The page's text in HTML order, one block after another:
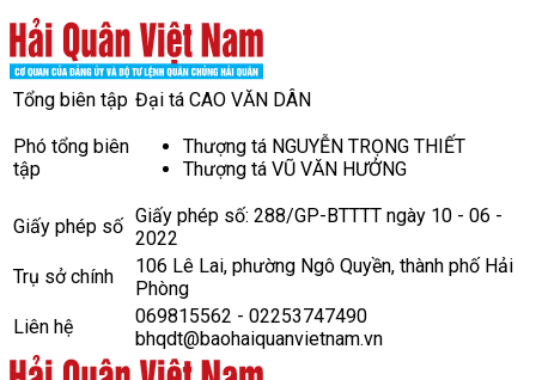
Tổng biên tập Đại tá CAO VĂN DÂN
Phó tổng biên
tập
Thượng tá NGUYỄN TRỌNG THIẾT
Thượng tá VŨ VĂN HƯỞNG
Giấy phép số Giấy phép số: 288/GP-BTTTT ngày 10 - 06 -
2022
Trụ sở chính
106 Lê Lai, phường Ngô Quyền, thành phố Hải
Phòng
Liên hệ
069815562 - 02253747490
bhqdt@baohaiquanvietnam.vn